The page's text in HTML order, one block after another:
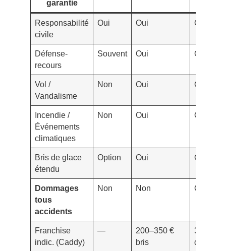
garantie
Responsabilité
civile
Oui Oui Oui
Défense-
recours
Souvent Oui Oui
Vol /
Vandalisme
Non Oui Oui
Incendie /
Événements
climatiques
Non Oui Oui
Bris de glace
étendu
Option Oui Oui
Dommages
tous
accidents
Non Non Oui
Franchise
indic. (Caddy)
—
200–350 €
bris